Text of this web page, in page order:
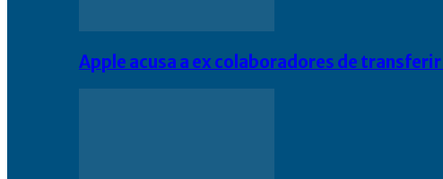
Apple acusa a ex colaboradores de